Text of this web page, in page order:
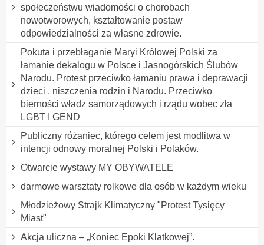
społeczeństwu wiadomości o chorobach
nowotworowych, kształtowanie postaw
odpowiedzialności za własne zdrowie.
Pokuta i przebłaganie Maryi Królowej Polski za
łamanie dekalogu w Polsce i Jasnogórskich Ślubów
Narodu. Protest przeciwko łamaniu prawa i deprawacji
dzieci , niszczenia rodzin i Narodu. Przeciwko
bierności władz samorządowych i rządu wobec zła
LGBT I GEND
Publiczny różaniec, którego celem jest modlitwa w
intencji odnowy moralnej Polski i Polaków.
Otwarcie wystawy MY OBYWATELE
darmowe warsztaty rolkowe dla osób w każdym wieku
Młodzieżowy Strajk Klimatyczny "Protest Tysięcy
Miast"
Akcja uliczna – „Koniec Epoki Klatkowej”.